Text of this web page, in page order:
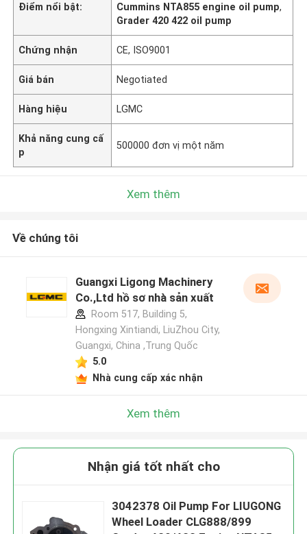
Điểm nổi bật:
Cummins NTA855 engine oil pump,
Grader 420 422 oil pump
Chứng nhận CE, ISO9001
Giá bán Negotiated
Hàng hiệu LGMC
Khả năng cung cấ
p
500000 đơn vị một năm
Xem thêm
Về chúng tôi
Guangxi Ligong Machinery
Co.,Ltd hồ sơ nhà sản xuất
Room 517, Building 5,
Hongxing Xintiandi, LiuZhou City,
Guangxi, China ,Trung Quốc
5.0
Nhà cung cấp xác nhận
Xem thêm
Nhận giá tốt nhất cho
3042378 Oil Pump For LIUGONG
Wheel Loader CLG888/899